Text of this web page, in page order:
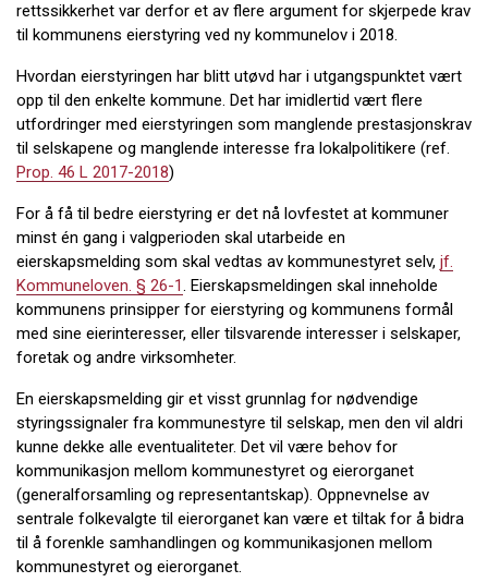
rettssikkerhet var derfor et av flere argument for skjerpede krav
til kommunens eierstyring ved ny kommunelov i 2018.
Hvordan eierstyringen har blitt utøvd har i utgangspunktet vært
opp til den enkelte kommune. Det har imidlertid vært flere
utfordringer med eierstyringen som manglende prestasjonskrav
til selskapene og manglende interesse fra lokalpolitikere (ref.
Prop. 46 L 2017-2018)
For å få til bedre eierstyring er det nå lovfestet at kommuner
minst én gang i valgperioden skal utarbeide en
eierskapsmelding som skal vedtas av kommunestyret selv, jf.
Kommuneloven. § 26-1. Eierskapsmeldingen skal inneholde
kommunens prinsipper for eierstyring og kommunens formål
med sine eierinteresser, eller tilsvarende interesser i selskaper,
foretak og andre virksomheter.
En eierskapsmelding gir et visst grunnlag for nødvendige
styringssignaler fra kommunestyre til selskap, men den vil aldri
kunne dekke alle eventualiteter. Det vil være behov for
kommunikasjon mellom kommunestyret og eierorganet
(generalforsamling og representantskap). Oppnevnelse av
sentrale folkevalgte til eierorganet kan være et tiltak for å bidra
til å forenkle samhandlingen og kommunikasjonen mellom
kommunestyret og eierorganet.